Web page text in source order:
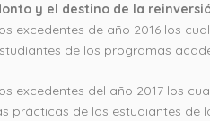
y el destino de la
excedentes de año 2016 los
de los programas
excedentes del año 2017 los
prácticas de los estudiantes de